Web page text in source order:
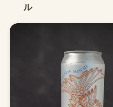
ル